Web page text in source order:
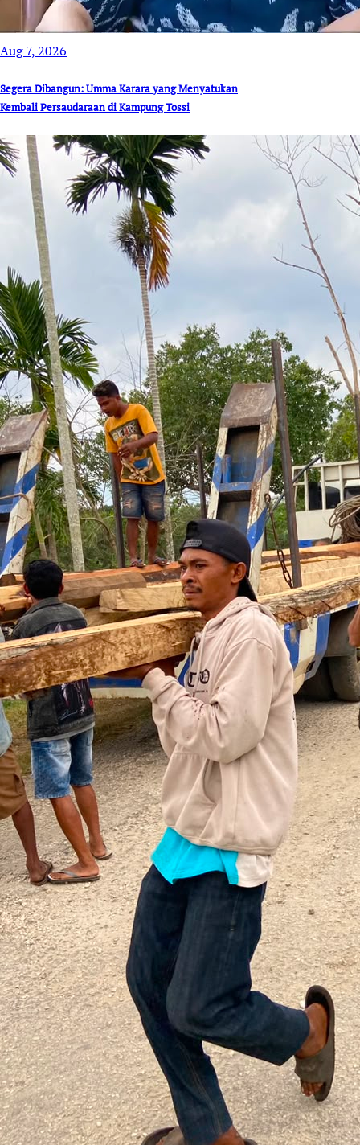
Aug 7, 2026
Segera Dibangun: Umma Karara yang Menyatukan
Kembali Persaudaraan di Kampung Tossi